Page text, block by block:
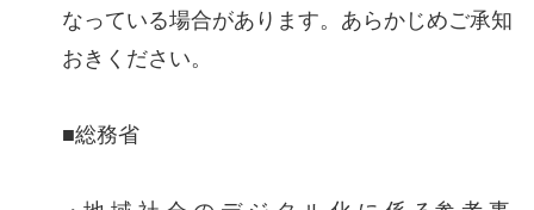
なっている場合があります。あらかじめご承知
おきください。
■総務省